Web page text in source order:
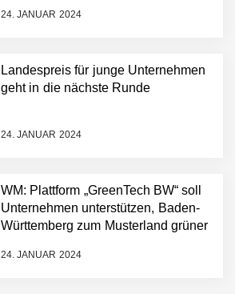
24. JANUAR 2024
Landespreis für junge Unternehmen
geht in die nächste Runde
24. JANUAR 2024
WM: Plattform „GreenTech BW“ soll
Unternehmen unterstützen, Baden-
Württemberg zum Musterland grüner
24. JANUAR 2024
FiniteNow ermöglicht
Entwicklungsprozesse
Pyck im Employer Portrait
Maximilian Mack von Pyck